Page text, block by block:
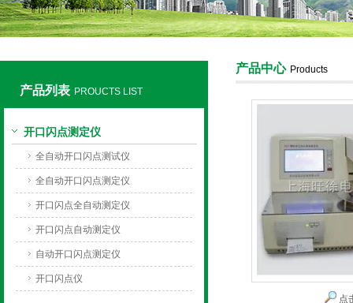
产品列表 PROUCTS LIST
开口闪点测定仪
全自动开口闪点测试仪
全自动开口闪点测定仪
开口闪点全自动测定仪
开口闪点自动测定仪
自动开口闪点测定仪
开口闪点仪
产品中心 Products
点